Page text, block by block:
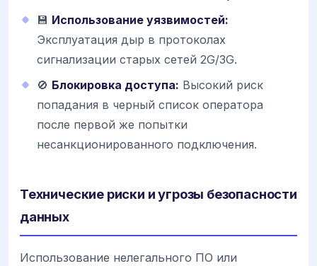
💾 Использование уязвимостей:
Эксплуатация дыр в протоколах
сигнализации старых сетей 2G/3G.
🚫 Блокировка доступа: Высокий риск
попадания в черный список оператора
после первой же попытки
несанкционированного подключения.
Технические риски и угрозы безопасности
данных
Использование нелегального ПО или